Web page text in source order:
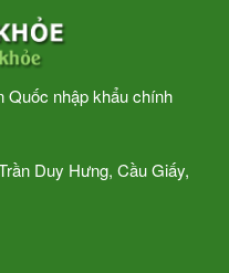
Quốc nhập khẩu chính
Duy Hưng, Cầu Giấy,